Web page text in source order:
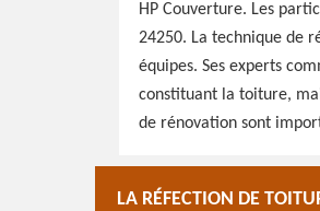
HP Couverture. Les
24250. La technique de
équipes. Ses experts
constituant la toiture,
de rénovation sont
LA RÉFECTION DE